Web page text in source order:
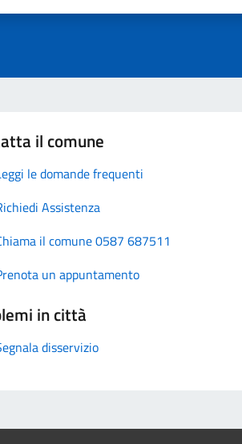
il comune
le domande frequenti
Assistenza
il comune 0587 687511
un appuntamento
in città
disservizio